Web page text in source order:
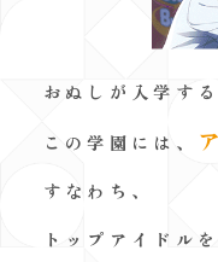
おぬしが入学する
この学園には、
すなわち、
トップアイドル